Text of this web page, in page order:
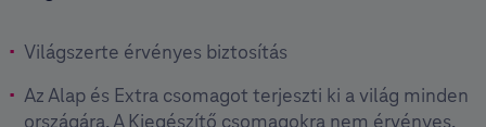
Világszerte érvényes biztosítás
Az Alap és Extra csomagot terjeszti ki a világ minden
országára. A Kiegészítő csomagokra nem érvényes.